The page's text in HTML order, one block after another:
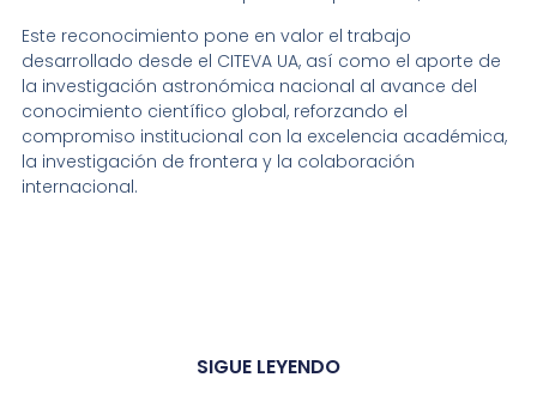
Este reconocimiento pone en valor el trabajo
desarrollado desde el CITEVA UA, así como el aporte de
la investigación astronómica nacional al avance del
conocimiento científico global, reforzando el
compromiso institucional con la excelencia académica,
la investigación de frontera y la colaboración
internacional.
SIGUE LEYENDO